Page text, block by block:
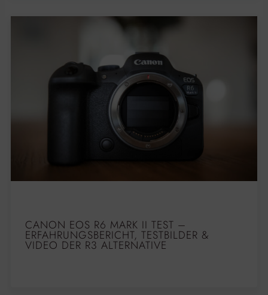
CANON EOS R6 MARK II TEST –
ERFAHRUNGSBERICHT, TESTBILDER &
VIDEO DER R3 ALTERNATIVE